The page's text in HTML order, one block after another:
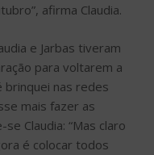
afirma Claudia.
e Jarbas tiveram
para voltarem a
brinquei nas redes
mais fazer as
Claudia: “Mas claro
é colocar todos